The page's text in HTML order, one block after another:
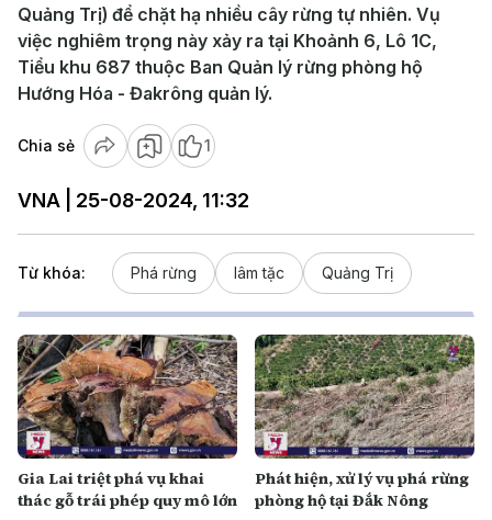
Quảng Trị) để chặt hạ nhiều cây rừng tự nhiên. Vụ
việc nghiêm trọng này xảy ra tại Khoảnh 6, Lô 1C,
Tiểu khu 687 thuộc Ban Quản lý rừng phòng hộ
Hướng Hóa - Đakrông quản lý.
Chia sẻ 1
VNA | 25-08-2024, 11:32
Từ khóa: Phá rừng lâm tặc Quảng Trị
Gia Lai triệt phá vụ khai
thác gỗ trái phép quy mô lớn
Phát hiện, xử lý vụ phá rừng
phòng hộ tại Đắk Nông